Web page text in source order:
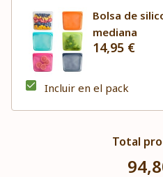
Bolsa de
mediana
14,95 €
Incluir en el pack
Total